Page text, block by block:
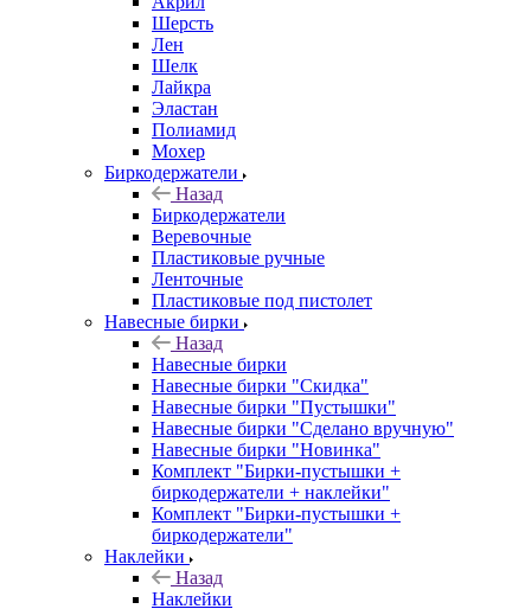
Шерсть
Лен
Шелк
Лайкра
Эластан
Полиамид
Мохер
Биркодержатели
Назад
Биркодержатели
Веревочные
Пластиковые ручные
Ленточные
Пластиковые под пистолет
Навесные бирки
Назад
Навесные бирки
Навесные бирки "Скидка"
Навесные бирки "Пустышки"
Навесные бирки "Сделано вручную"
Навесные бирки "Новинка"
Комплект "Бирки-пустышки +
биркодержатели + наклейки"
Комплект "Бирки-пустышки +
биркодержатели"
Наклейки
Назад
Наклейки